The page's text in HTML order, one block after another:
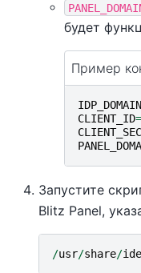
будет
Пример
IDP_DOMAIN
CLIENT_ID=
Запустите
Blitz Panel,
/usr/share/